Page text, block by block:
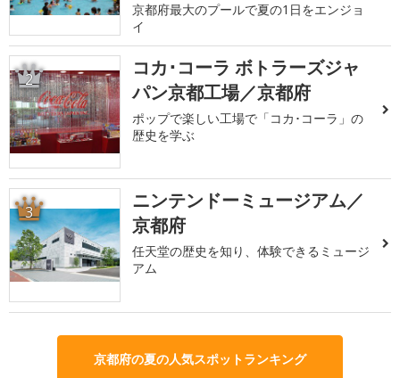
京都府最大のプールで夏の1日をエンジョ
イ
2
コカ･コーラ ボトラーズジャ
パン京都工場／京都府
ポップで楽しい工場で「コカ･コーラ」の
歴史を学ぶ
3
ニンテンドーミュージアム／
京都府
任天堂の歴史を知り、体験できるミュージ
アム
京都府の夏の人気スポットランキング